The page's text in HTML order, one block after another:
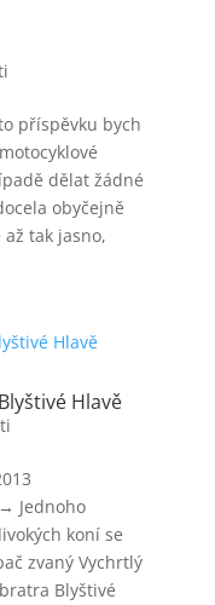
příspěvku bych
dělat žádné
obyčejně
tak jasno,
Hlavě
Jednoho
koní se
zvaný Vychrtlý
Blyštivé